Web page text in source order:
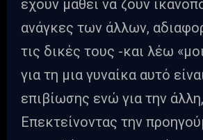
έχουν μάθει να ζουν
ανάγκες των άλλων,
τις δικές τους -και λέω
για τη μια γυναίκα αυτό
επιβίωσης ενώ για την
Επεκτείνοντας την